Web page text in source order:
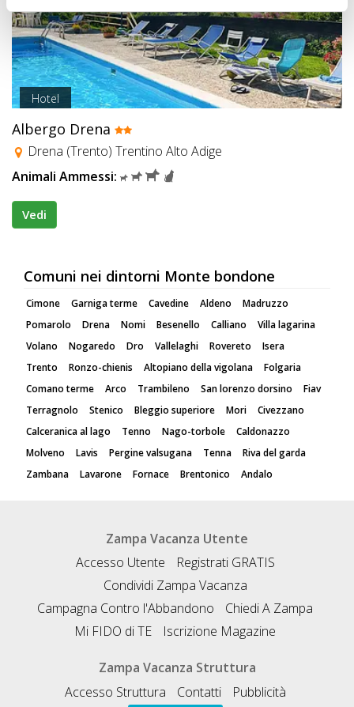
Hotel
Albergo Drena
Drena (Trento) Trentino Alto Adige
Animali Ammessi:
Vedi
Comuni nei dintorni Monte bondone
Cimone Garniga terme Cavedine Aldeno
Madruzzo
Pomarolo
Drena Nomi Besenello Calliano
Villa lagarina
Volano
Nogaredo Dro Vallelaghi Rovereto
Isera
Trento
Ronzo-chienis Altopiano della vigolana
Folgaria
Comano terme
Arco Trambileno San lorenzo dorsino
Fiav
Terragnolo
Stenico Bleggio superiore Mori
Civezzano
Calceranica al lago
Tenno Nago-torbole
Caldonazzo
Molveno
Lavis Pergine valsugana Tenna
Riva del garda
Zambana
Lavarone Fornace Brentonico Andalo
Zampa Vacanza Utente
Accesso Utente
Registrati GRATIS
Condividi Zampa Vacanza
Campagna Contro l'Abbandono
Chiedi A Zampa
Mi FIDO di TE
Iscrizione Magazine
Zampa Vacanza Struttura
Accesso Struttura
Contatti Pubblicità